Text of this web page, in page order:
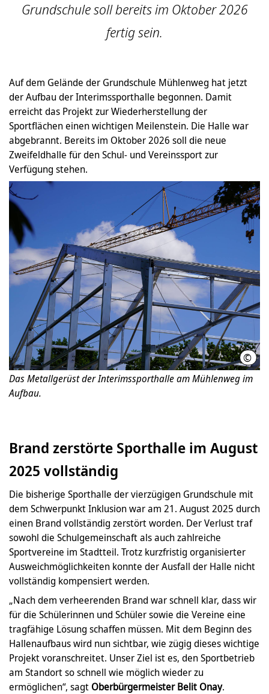
Grundschule soll bereits im Oktober 2026
fertig sein.
Auf dem Gelände der Grundschule Mühlenweg hat jetzt
der Aufbau der Interimssporthalle begonnen. Damit
erreicht das Projekt zur Wiederherstellung der
Sportflächen einen wichtigen Meilenstein. Die Halle war
abgebrannt. Bereits im Oktober 2026 soll die neue
Zweifeldhalle für den Schul- und Vereinssport zur
Verfügung stehen.
© LHH
Das Metallgerüst der Interimssporthalle am Mühlenweg im
Aufbau.
Brand zerstörte Sporthalle im August
2025 vollständig
Die bisherige Sporthalle der vierzügigen Grundschule mit
dem Schwerpunkt Inklusion war am 21. August 2025 durch
einen Brand vollständig zerstört worden. Der Verlust traf
sowohl die Schulgemeinschaft als auch zahlreiche
Sportvereine im Stadtteil. Trotz kurzfristig organisierter
Ausweichmöglichkeiten konnte der Ausfall der Halle nicht
vollständig kompensiert werden.
„Nach dem verheerenden Brand war schnell klar, dass wir
für die Schülerinnen und Schüler sowie die Vereine eine
tragfähige Lösung schaffen müssen. Mit dem Beginn des
Hallenaufbaus wird nun sichtbar, wie zügig dieses wichtige
Projekt voranschreitet. Unser Ziel ist es, den Sportbetrieb
am Standort so schnell wie möglich wieder zu
ermöglichen“, sagt Oberbürgermeister Belit Onay.